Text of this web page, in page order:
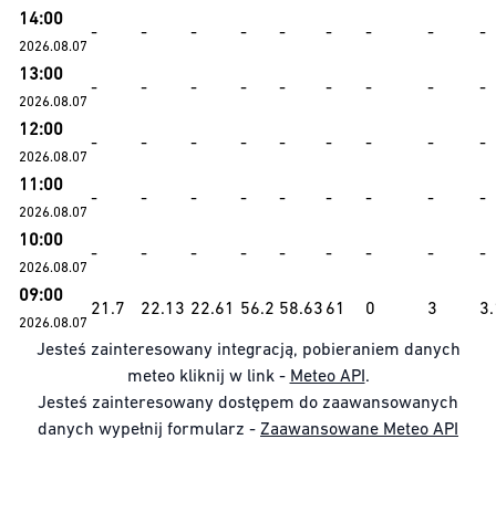
14:00
2026.08.07
- - - - - - - - -
13:00
2026.08.07
- - - - - - - - -
12:00
2026.08.07
- - - - - - - - -
11:00
2026.08.07
- - - - - - - - -
10:00
2026.08.07
- - - - - - - - -
09:00
2026.08.07
21.7 22.13 22.61 56.2 58.63 61 0 3
Jesteś zainteresowany integracją, pobieraniem danych
meteo kliknij w link - Meteo API.
Jesteś zainteresowany dostępem do zaawansowanych
danych wypełnij formularz - Zaawansowane Meteo API